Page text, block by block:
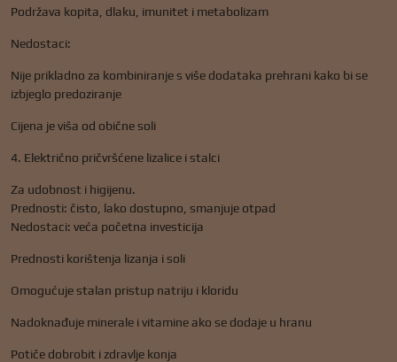
Podržava kopita, dlaku, imunitet i metabolizam
Nedostaci:
Nije prikladno za kombiniranje s više dodataka prehrani kako bi se
izbjeglo predoziranje
Cijena je viša od obične soli
4. Električno pričvršćene lizalice i stalci
Za udobnost i higijenu.
Prednosti: čisto, lako dostupno, smanjuje otpad
Nedostaci: veća početna investicija
Prednosti korištenja lizanja i soli
Omogućuje stalan pristup natriju i kloridu
Nadoknađuje minerale i vitamine ako se dodaje u hranu
Potiče dobrobit i zdravlje konja